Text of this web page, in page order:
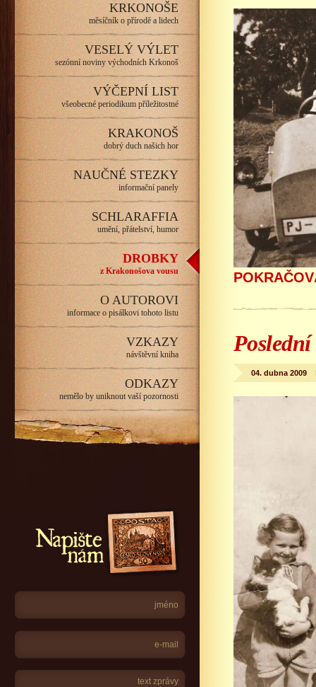
KRKONOŠE
měsíčník o přírodě a lidech
VESELÝ VÝLET
sezónní noviny východních Krkonoš
VÝČEPNÍ LIST
všeobecné periodikum příležitostné
KRAKONOŠ
dobrý duch našich hor
NAUČNÉ STEZKY
informační panely
SCHLARAFFIA
umění, přátelství, humor
DROBKY
z Krakonošova vousu
O AUTOROVI
informace o pisálkovi tohoto listu
VZKAZY
návštěvní kniha
ODKAZY
nemělo by uniknout vaší pozornosti
Poslední
04. dubna 2009